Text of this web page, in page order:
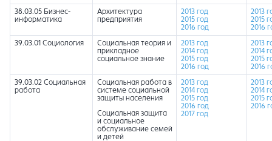
38.03.05 Бизнес-
информатика
Архитектура
предприятия
2013 год
2015 год
2016 год
2013
2015
2016
39.03.01 Социология
Социальная теория и
прикладное
социальное знание
2013 год
2014 год
2015 год
2016 год
2013
2014
2015
2016
39.03.02 Социальная
работа
Социальная работа в
системе социальной
защиты населения
Социальная защита
и социальное
обслуживание семей
и детей
2013 год
2014 год
2015 год
2016 год
2017 год
2013
2014
2015
2016